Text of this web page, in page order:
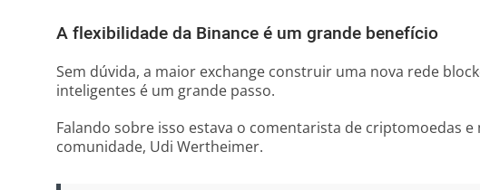
A flexibilidade da Binance é um grande benefício
Sem dúvida, a maior exchange construir uma nova rede
inteligentes é um grande passo.
Falando sobre isso estava o comentarista de criptomoedas
comunidade, Udi Wertheimer.